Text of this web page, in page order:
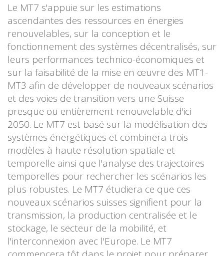
Le MT7 s'appuie sur les estimations
ascendantes des ressources en énergies
renouvelables, sur la conception et le
fonctionnement des systèmes décentralisés, sur
leurs performances technico-économiques et
sur la faisabilité de la mise en œuvre des MT1-
MT3 afin de développer de nouveaux scénarios
et des voies de transition vers une Suisse
presque ou entièrement renouvelable d'ici
2050. Le MT7 est basé sur la modélisation des
systèmes énergétiques et combinera trois
modèles à haute résolution spatiale et
temporelle ainsi que l'analyse des trajectoires
temporelles pour rechercher les scénarios les
plus robustes. Le MT7 étudiera ce que ces
nouveaux scénarios suisses signifient pour la
transmission, la production centralisée et le
stockage, le secteur de la mobilité, et
l'interconnexion avec l'Europe. Le MT7